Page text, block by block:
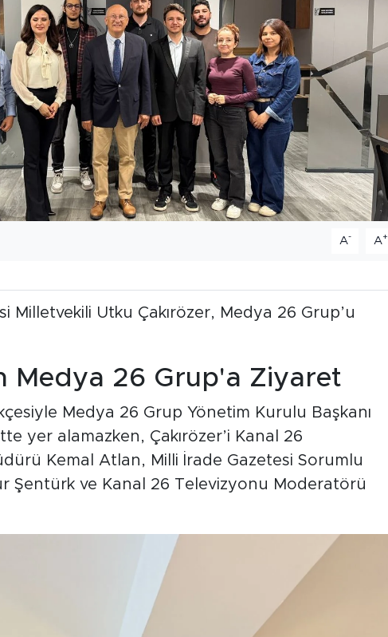
A- A+
Milletvekili Utku Çakırözer, Medya 26 Grup’u
Medya 26 Grup'a Ziyaret
Medya 26 Grup Yönetim Kurulu Başkanı
yer alamazken, Çakırözer’i Kanal 26
Kemal Atlan, Milli İrade Gazetesi Sorumlu
Şentürk ve Kanal 26 Televizyonu Moderatörü